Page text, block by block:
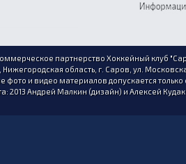
партнерство Хоккейный клуб
Нижегородская область, г. Саров, ул.
фото и видео материалов допускается
2013 Андрей Малкин (дизайн) и Алексей